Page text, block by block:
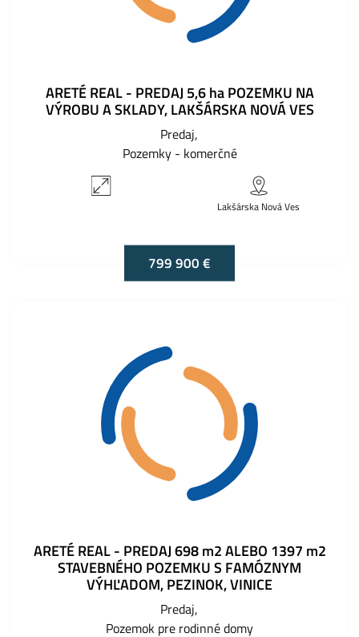
ARETÉ REAL - PREDAJ 5,6 ha POZEMKU NA
VÝROBU A SKLADY, LAKŠÁRSKA NOVÁ VES
Predaj
Pozemky - komerčné
Lakšárska Nová Ves
799 900 €
ARETÉ REAL - PREDAJ 698 m2 ALEBO 1397 m2
STAVEBNÉHO POZEMKU S FAMÓZNYM
VÝHĽADOM, PEZINOK, VINICE
Predaj
Pozemok pre rodinné domy